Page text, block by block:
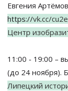
Евгения
https://vk.cc/
Центр
11:00 - 19:00 –
(до 24 ноября).
Липецкий